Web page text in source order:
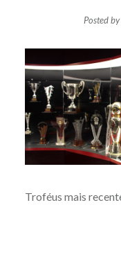
Posted by
Troféus mais